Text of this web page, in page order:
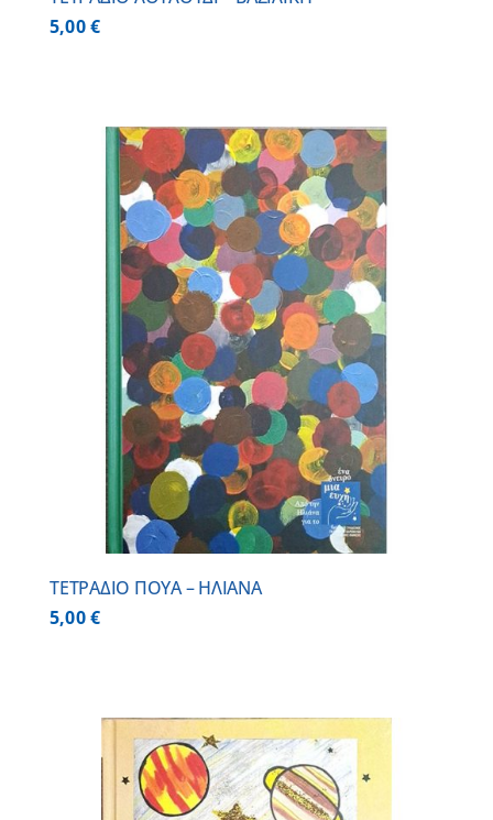
5,00€
ΤΕΤΡΑΔΙΟ ΠΟΥΑ – ΗΛΙΑΝΑ
5,00€